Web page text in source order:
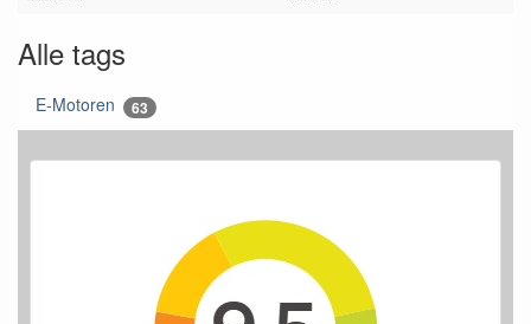
Alle tags
E-Motoren 63